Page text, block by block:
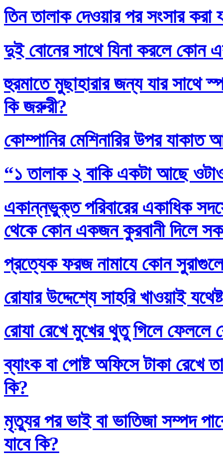
তিন তালাক দেওয়ার পর সংসার করা
দুই বোনের সাথে যিনা করলে কোন
হুরমাতে মুছাহারার জন্য যার সাথে
কি জরুরী?
কোম্পানির মেশিনারির উপর যাকাত
“১ তালাক ২ বাকি একটা আছে
একান্নভুক্ত পরিবারের একাধিক
থেকে কোন একজন কুরবানী দিলে
প্রত্যেক ফরজ নামাযে কোন
রোযার উদ্দেশ্যে সাহরি খাওয়াই
রোযা রেখে মুখের থুতু গিলে ফেললে
ব্যাংক বা পোষ্ট অফিসে টাকা রেখে
কি?
মৃত্যুর পর ভাই বা ভাতিজা সম্পদ
যাবে কি?